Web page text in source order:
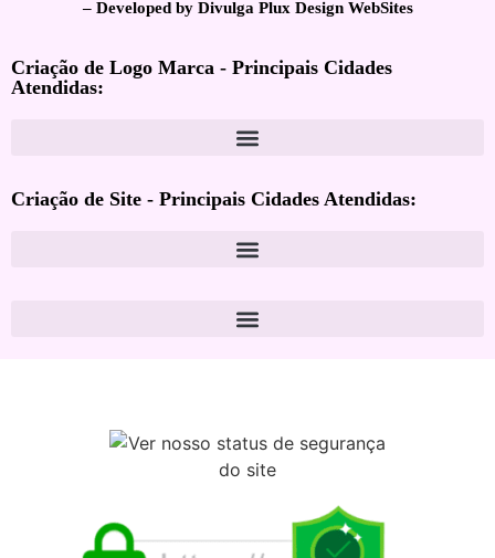
– Developed by Divulga Plux Design WebSites
Criação de Logo Marca - Principais Cidades
Atendidas:
Criação de Site - Principais Cidades Atendidas: